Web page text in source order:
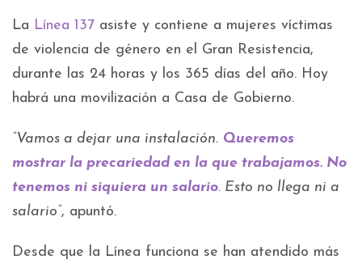
La Línea 137 asiste y contiene a mujeres víctimas
de violencia de género en el Gran Resistencia,
durante las 24 horas y los 365 días del año. Hoy
habrá una movilización a Casa de Gobierno.
“Vamos a dejar una instalación. Queremos
mostrar la precariedad en la que trabajamos. No
tenemos ni siquiera un salario. Esto no llega ni a
salario”, apuntó.
Desde que la Línea funciona se han atendido más